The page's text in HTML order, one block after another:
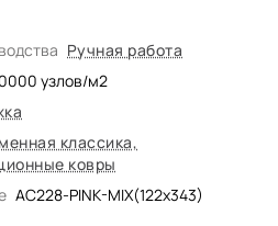
Ручная работа
узлов/м2
классика,
ковры
AC228-PINK-MIX(122x343)